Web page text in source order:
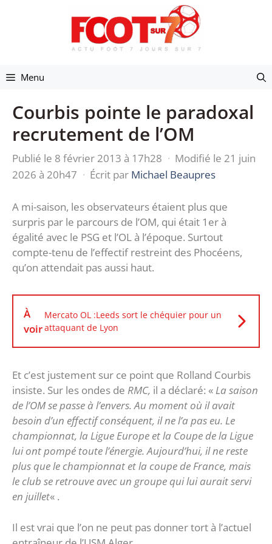
Menu
Courbis pointe le paradoxal
recrutement de l’OM
Publié le 8 février 2013 à 17h28 · Modifié le 21 juin
2026 à 20h47 · Écrit par Michael Beaupres
A mi-saison, les observateurs étaient plus que
surpris par le parcours de l’OM, qui était 1er à
égalité avec le PSG et l’OL à l’époque. Surtout
compte-tenu de l’effectif restreint des Phocéens,
qu’on attendait pas aussi haut.
À
voir
Mercato OL :Leeds sort le chéquier pour un
attaquant de Lyon
Et c’est justement sur ce point que Rolland Courbis
insiste. Sur les ondes de RMC, il a déclaré: « La saison
de l’OM se passe à l’envers. Au moment où il avait
besoin d’un effectif conséquent, il ne l’a pas eu. Le
championnat, la Ligue Europe et la Coupe de la Ligue
lui ont pompé toute l’énergie. Aujourd’hui, il ne reste
plus que le championnat et la coupe de France, mais
le club se retrouve avec un groupe qui lui aurait servi
en juillet« .
Il est vrai que l’on ne peut pas donner tort à l’actuel